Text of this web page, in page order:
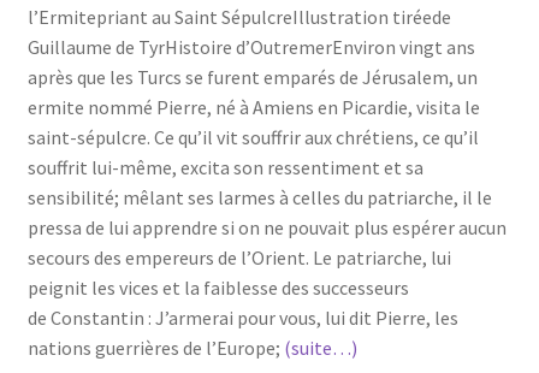
l’Ermitepriant au Saint SépulcreIllustration tiréede
Guillaume de TyrHistoire d’OutremerEnviron vingt ans
après que les Turcs se furent emparés de Jérusalem, un
ermite nommé Pierre, né à Amiens en Picardie, visita le
saint-sépulcre. Ce qu’il vit souffrir aux chrétiens, ce qu’il
souffrit lui-même, excita son ressentiment et sa
sensibilité; mêlant ses larmes à celles du patriarche, il le
pressa de lui apprendre si on ne pouvait plus espérer aucun
secours des empereurs de l’Orient. Le patriarche, lui
peignit les vices et la faiblesse des successeurs
de Constantin : J’armerai pour vous, lui dit Pierre, les
nations guerrières de l’Europe; (suite…)